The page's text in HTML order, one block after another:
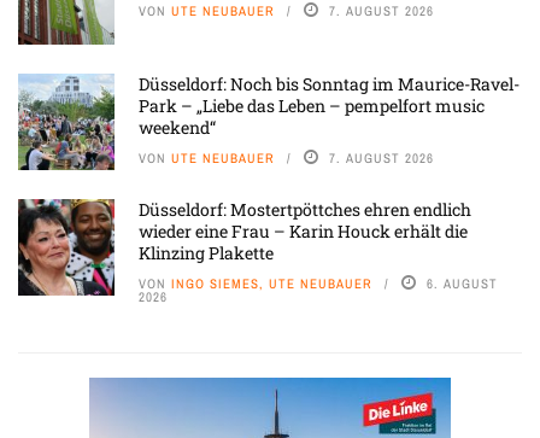
VON UTE NEUBAUER 7. AUGUST 2026
Düsseldorf: Noch bis Sonntag im Maurice-Ravel-
Park – „Liebe das Leben – pempelfort music
weekend“
VON UTE NEUBAUER 7. AUGUST 2026
Düsseldorf: Mostertpöttches ehren endlich
wieder eine Frau – Karin Houck erhält die
Klinzing Plakette
VON INGO SIEMES, UTE NEUBAUER 6. AUGUST
2026